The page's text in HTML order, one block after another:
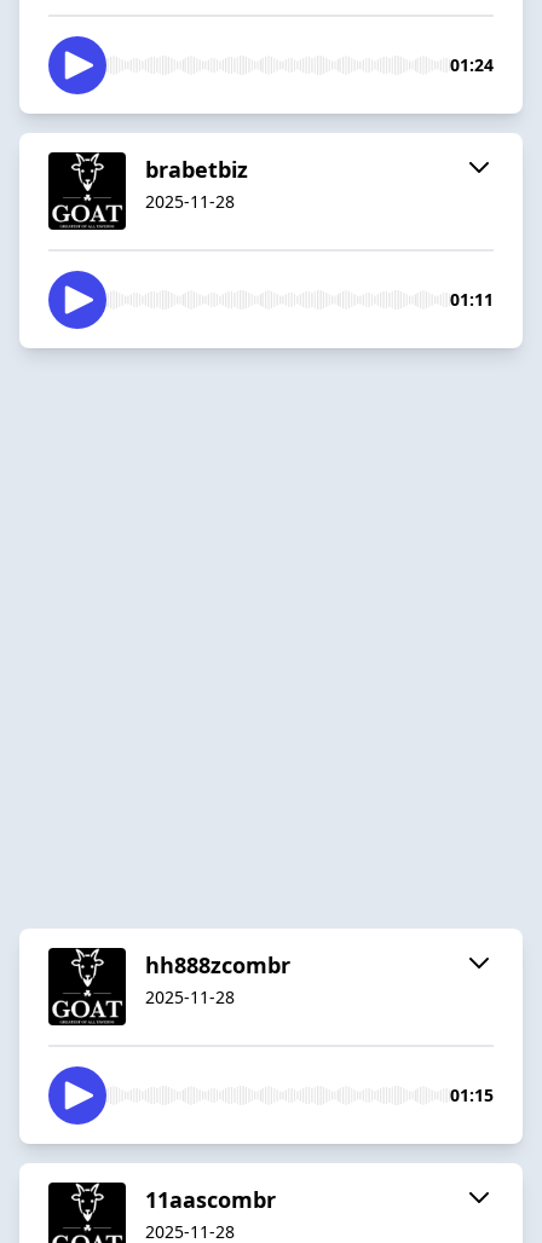
01:24
brabetbiz
2025-11-28
01:11
hh888zcombr
2025-11-28
01:15
11aascombr
2025-11-28